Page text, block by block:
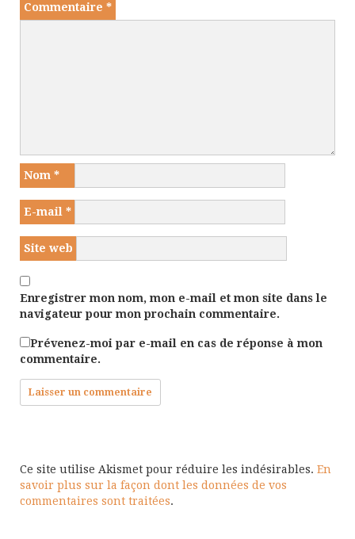
Commentaire *
Nom *
E-mail *
Site web
Enregistrer mon nom, mon e-mail et mon site dans le
navigateur pour mon prochain commentaire.
Prévenez-moi par e-mail en cas de réponse à mon
commentaire.
Ce site utilise Akismet pour réduire les indésirables. En
savoir plus sur la façon dont les données de vos
commentaires sont traitées.